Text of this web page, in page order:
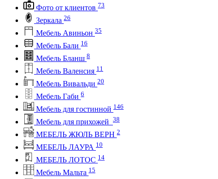
Фото от клиентов 73
Зеркала 26
Мебель Авиньон 35
Мебель Бали 16
Мебель Бланш 8
Мебель Валенсия 11
Мебель Вивальди 20
Мебель Габи 6
Мебель для гостинной 146
Мебель для прихожей 38
МЕБЕЛЬ ЖЮЛЬ ВЕРН 2
МЕБЕЛЬ ЛАУРА 10
МЕБЕЛЬ ЛОТОС 14
Мебель Мальта 15